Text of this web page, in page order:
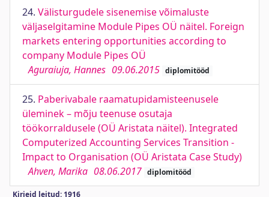
24. Välisturgudele sisenemise võimaluste
väljaselgitamine Module Pipes OÜ näitel. Foreign
markets entering opportunities according to
company Module Pipes OÜ
Aguraiuja, Hannes 09.06.2015 diplomitööd
25. Paberivabale raamatupidamisteenusele
üleminek – mõju teenuse osutaja
töökorraldusele (OÜ Aristata näitel). Integrated
Computerized Accounting Services Transition -
Impact to Organisation (OÜ Aristata Case Study)
Ahven, Marika 08.06.2017 diplomitööd
Kirjeid leitud: 1916